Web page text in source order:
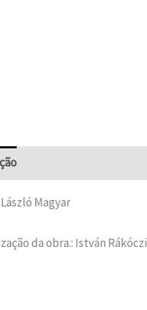
Magyar
da obra.: István Rákóczi